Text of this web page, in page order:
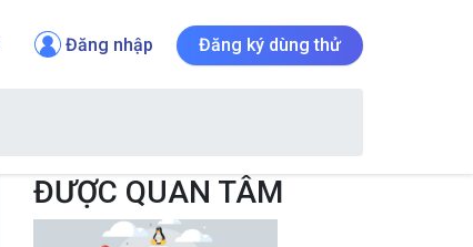
Đăng nhập Đăng ký dùng thử
ĐƯỢC QUAN TÂM